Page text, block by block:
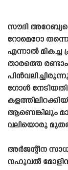
സൗദി
റോമെറോ
എന്നാൽ മികച്ച
താരത്തെ
ഗോൾ
ആണെങ്കിലും
വലിയൊരു
അർജന്റീന
നഹുവൽ മോളിന,